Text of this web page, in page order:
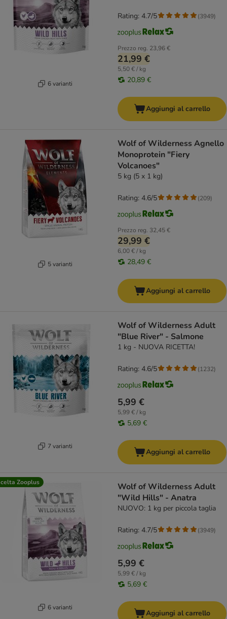
6 varianti
Prezzo reg. 23,96 €
21,99 €
5,50 € / kg
20,89 €
Rating: 4.7/5 (3949)
Aggiungi al carrello
5 varianti
Wolf of Wilderness Agnello
Monoprotein "Fiery
Volcanoes"
5 kg (5 x 1 kg)
Prezzo reg. 32,45 €
29,99 €
6,00 € / kg
28,49 €
Rating: 4.6/5 (209)
Aggiungi al carrello
7 varianti
Wolf of Wilderness Adult
"Blue River" - Salmone
1 kg - NUOVA RICETTA!
5,99 €
5,99 € / kg
5,69 €
Rating: 4.6/5 (1232)
Aggiungi al carrello
Zooplus
6 varianti
Wolf of Wilderness Adult
"Wild Hills" - Anatra
NUOVO: 1 kg per piccola taglia
5,99 €
5,99 € / kg
5,69 €
Rating: 4.7/5 (3949)
Aggiungi al carrello